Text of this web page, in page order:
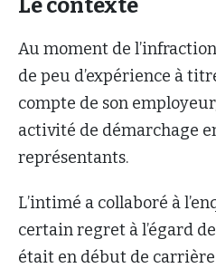
Au moment de
de peu d’expérience à
compte de son
activité de démarchage
représentants.
L’intimé a collaboré à
certain regret à l’égard
était en début de carrière